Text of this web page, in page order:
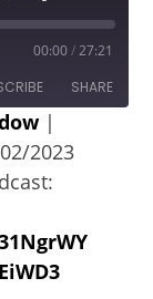
00:00 / 27:21
SHARE
|
2023